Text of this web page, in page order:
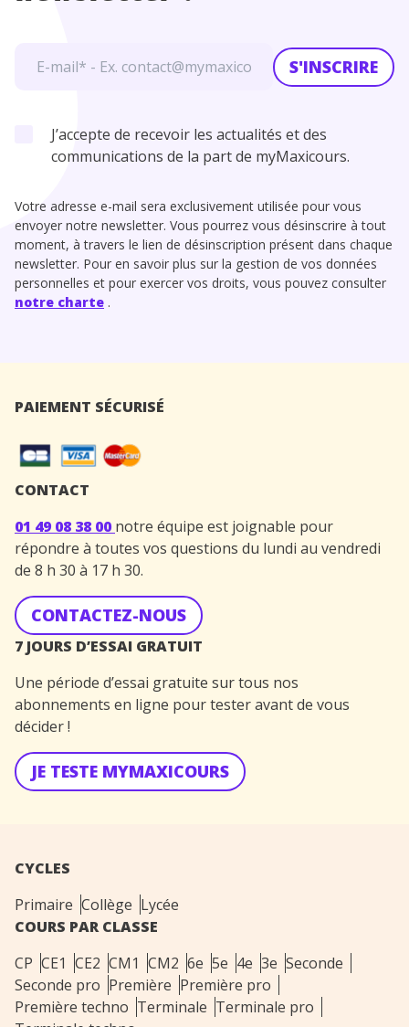
S'INSCRIRE
J’accepte de recevoir les actualités et des
communications de la part de myMaxicours.
Votre adresse e-mail sera exclusivement utilisée pour vous
envoyer notre newsletter. Vous pourrez vous désinscrire à tout
moment, à travers le lien de désinscription présent dans chaque
newsletter. Pour en savoir plus sur la gestion de vos données
personnelles et pour exercer vos droits, vous pouvez consulter
notre charte .
PAIEMENT SÉCURISÉ
CONTACT
01 49 08 38 00 notre équipe est joignable pour
répondre à toutes vos questions du lundi au vendredi
de 8 h 30 à 17 h 30.
CONTACTEZ-NOUS
7 JOURS D’ESSAI GRATUIT
Une période d’essai gratuite sur tous nos
abonnements en ligne pour tester avant de vous
décider !
JE TESTE MYMAXICOURS
CYCLES
Primaire Collège Lycée
COURS PAR CLASSE
CP CE1 CE2 CM1 CM2 6e 5e 4e 3e Seconde
Seconde pro Première Première pro
Première techno Terminale Terminale pro